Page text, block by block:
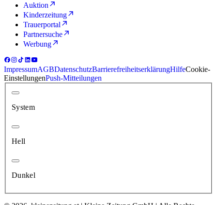
Auktion
Kinderzeitung
Trauerportal
Partnersuche
Werbung
ImpressumAGBDatenschutzBarrierefreiheitserklärungHilfeCookie-
EinstellungenPush-Mitteilungen
System
Hell
Dunkel